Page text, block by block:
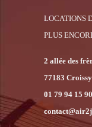
LOCATIONS
PLUS
2 allée des
77183
01 79 94 15 90